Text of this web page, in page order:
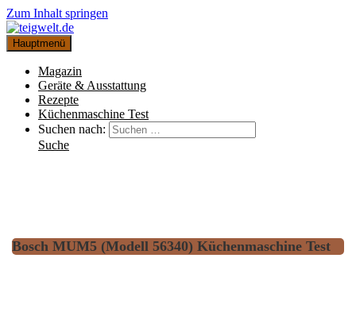
Zum Inhalt springen
Hauptmenü
Magazin
Geräte & Ausstattung
Rezepte
Küchenmaschine Test
Suchen nach:
Suche
Bosch MUM5 (Modell 56340) Küchenmaschine Test